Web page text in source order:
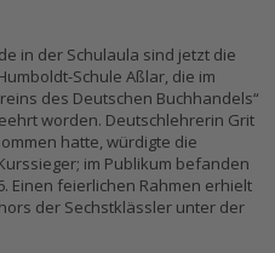
in der Schulaula sind jetzt die
Schule Aßlar, die im
des Deutschen Buchhandels“
worden. Deutschlehrerin Grit
hatte, würdigte die
im Publikum befanden
Einen feierlichen Rahmen erhielt
der Sechstklässler unter der